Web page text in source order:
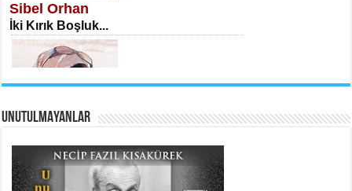
AHMET URFALI
Tahlil Denemesi...
Sibel Orhan
İki Kırık Boşluk...
Meral Yağmur
Eski Bir Şiir...
UNUTULMAYANLAR